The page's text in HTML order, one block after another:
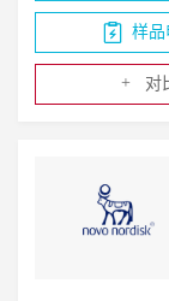
（十二烷基）二
基氯化铵（约样品
+ 对